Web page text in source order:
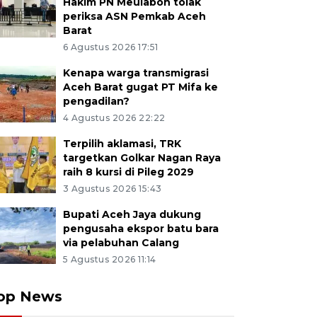
periksa ASN Pemkab Aceh
Barat
6 Agustus 2026 17:51
Kenapa warga transmigrasi
Aceh Barat gugat PT Mifa ke
pengadilan?
4 Agustus 2026 22:22
Terpilih aklamasi, TRK
targetkan Golkar Nagan Raya
raih 8 kursi di Pileg 2029
3 Agustus 2026 15:43
Bupati Aceh Jaya dukung
pengusaha ekspor batu bara
via pelabuhan Calang
5 Agustus 2026 11:14
News